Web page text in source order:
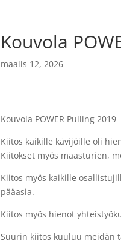
Kouvola
maalis 12, 2026
Kouvola POWER Pulling 2019
Kiitos kaikille kävijöille oli
Kiitokset myös maasturien,
Kiitos myös kaikille
pääasia.
Kiitos myös hienot
Suurin kiitos kuuluu meidän